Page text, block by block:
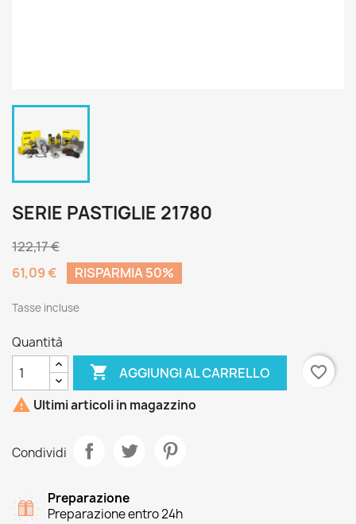
SERIE PASTIGLIE 21780
122,17 €
61,09 €
RISPARMIA 50%
Tasse incluse
Quantità
 AGGIUNGI AL CARRELLO
favorite_border
 Ultimi articoli in magazzino
Condividi
Preparazione
Preparazione entro 24h